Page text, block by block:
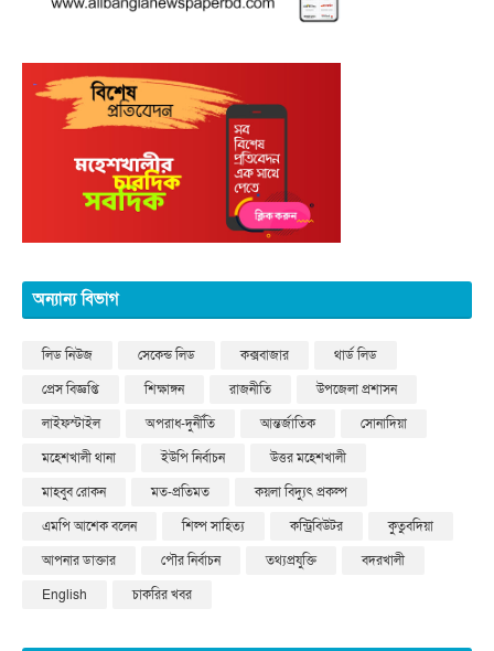
অন্যান্য বিভাগ
লিড নিউজ সেকেন্ড লিড কক্সবাজার
থার্ড লিড
প্রেস বিজ্ঞপ্তি
শিক্ষাঙ্গন রাজনীতি
উপজেলা প্রশাসন
লাইফস্টাইল
অপরাধ-দুর্নীতি আন্তর্জাতিক
সোনাদিয়া
মহেশখালী থানা
ইউপি নির্বাচন
উত্তর মহেশখালী
মাহবুব রোকন
মত-প্রতিমত
কয়লা বিদ্যুৎ প্রকল্প
এমপি আশেক বলেন
শিল্প সাহিত্য কন্ট্রিবিউটর
কুতুবদিয়া
আপনার ডাক্তার
পৌর নির্বাচন তথ্যপ্রযুক্তি
বদরখালী
English
চাকরির খবর